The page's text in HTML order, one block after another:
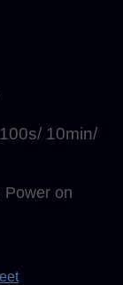
10min/
on